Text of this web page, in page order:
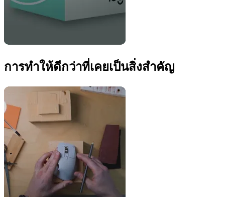
การทำให้ดีกว่าที่เคยเป็นสิ่งสำคัญ